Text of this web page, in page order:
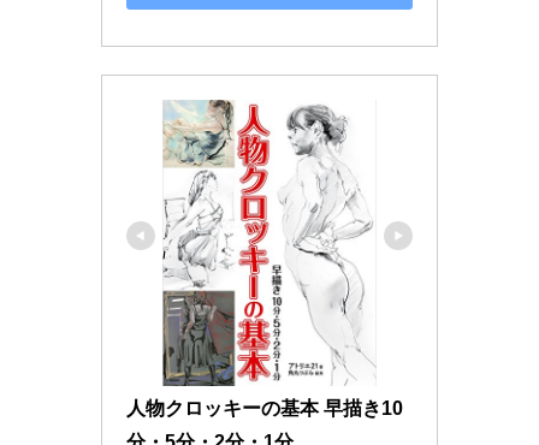
人物クロッキーの基本 早描き10